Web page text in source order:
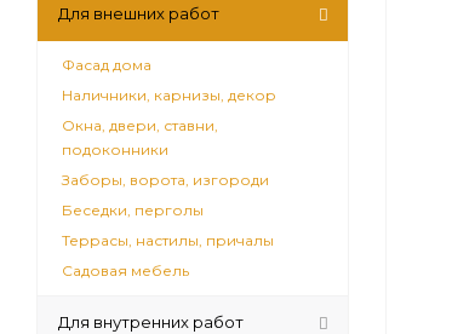
Для внешних работ
Фасад дома
Наличники, карнизы, декор
Окна, двери, ставни,
подоконники
Заборы, ворота, изгороди
Беседки, перголы
Террасы, настилы, причалы
Садовая мебель
Для внутренних работ